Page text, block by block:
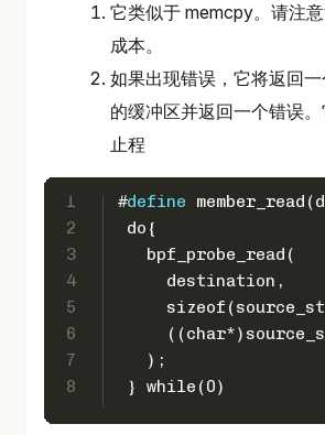
它类似于 memcpy。请注
成本。
如果出现错误，它将返回
的缓冲区并返回一个错误
止程
1
2
3
4
5
6
7
8
#define
do{
bpf_probe_read(
destination,
);
} while(0)